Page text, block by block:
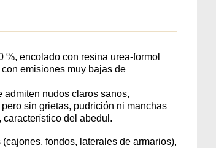
encolado con resina urea-formol
emisiones muy bajas de
admiten nudos claros sanos,
sin grietas, pudrición ni manchas
del abedul.
fondos, laterales de armarios),
REVERTIR